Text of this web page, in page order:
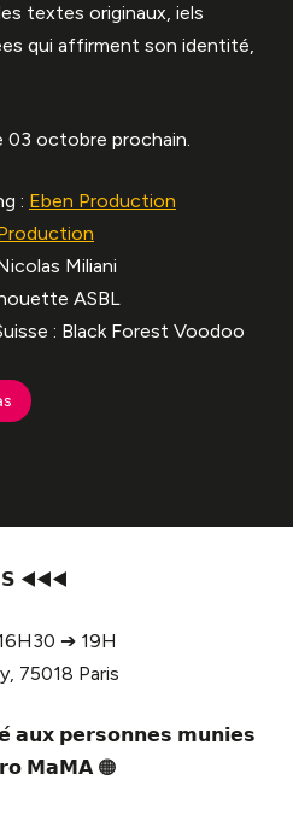
textes originaux, iels
qui affirment son identité,
03 octobre prochain.
: Eben Production
Miliani
ASBL
: Black Forest Voodoo
◀️◀️◀️
➔ 19H
75018 Paris
𝗮𝘂𝘅 𝗽𝗲𝗿𝘀𝗼𝗻𝗻𝗲𝘀 𝗺𝘂𝗻𝗶𝗲𝘀
𝗠𝗮𝗠𝗔 🟠